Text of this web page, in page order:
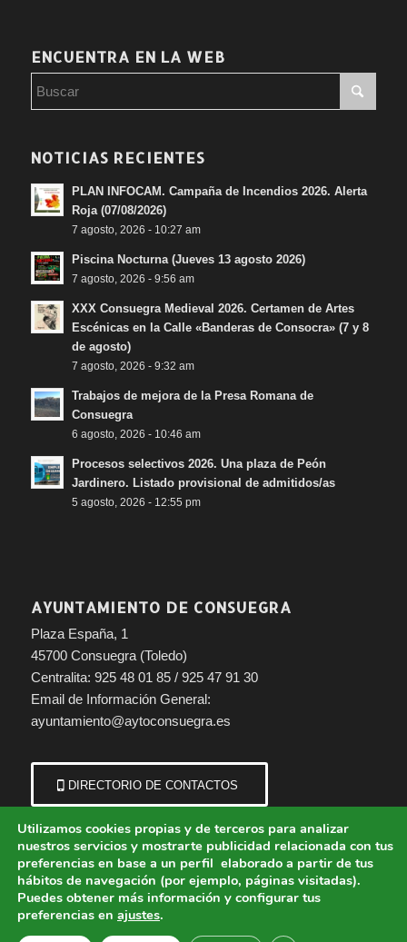
ENCUENTRA EN LA WEB
NOTICIAS RECIENTES
PLAN INFOCAM. Campaña de Incendios 2026. Alerta
Roja (07/08/2026)
7 agosto, 2026 - 10:27 am
Piscina Nocturna (Jueves 13 agosto 2026)
7 agosto, 2026 - 9:56 am
XXX Consuegra Medieval 2026. Certamen de Artes
Escénicas en la Calle «Banderas de Consocra» (7 y 8
de agosto)
7 agosto, 2026 - 9:32 am
Trabajos de mejora de la Presa Romana de
Consuegra
6 agosto, 2026 - 10:46 am
Procesos selectivos 2026. Una plaza de Peón
Jardinero. Listado provisional de admitidos/as
5 agosto, 2026 - 12:55 pm
AYUNTAMIENTO DE CONSUEGRA
Plaza España, 1
45700 Consuegra (Toledo)
Centralita: 925 48 01 85 / 925 47 91 30
Email de Información General:
ayuntamiento@aytoconsuegra.es
DIRECTORIO DE CONTACTOS
© Copyright - Ayuntamiento de Consuegra (Toledo) | Portal municipal.
Utilizamos cookies propias y de terceros para analizar
nuestros servicios y mostrarte publicidad relacionada con tus
preferencias en base a un perfil elaborado a partir de tus
hábitos de navegación (por ejemplo, páginas visitadas).
Puedes obtener más información y configurar tus
preferencias en ajustes.